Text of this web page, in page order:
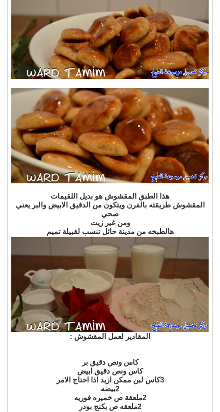
هذا الطبق المقشوش هو بديل اللقيمات
المقشوش طريقته بالفرن ويتكون من الدقيق الابيض والبر يعني
صحي
ومن غير زيت
هالطبخه من مدينة حائل تنسب لقبيلة تميم
المقادير لعمل المقشوش :
كاس ونص دقيق بر
كاس ونص دقيق ابيض
3كاس لبن ممكن ازيد اذا احتاج الامر
2بيضه
2ملعقة ص خميره فوريه
2ملعقه ص بكنج بودر